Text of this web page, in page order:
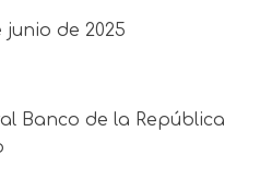
junio de 2025
Banco de la República